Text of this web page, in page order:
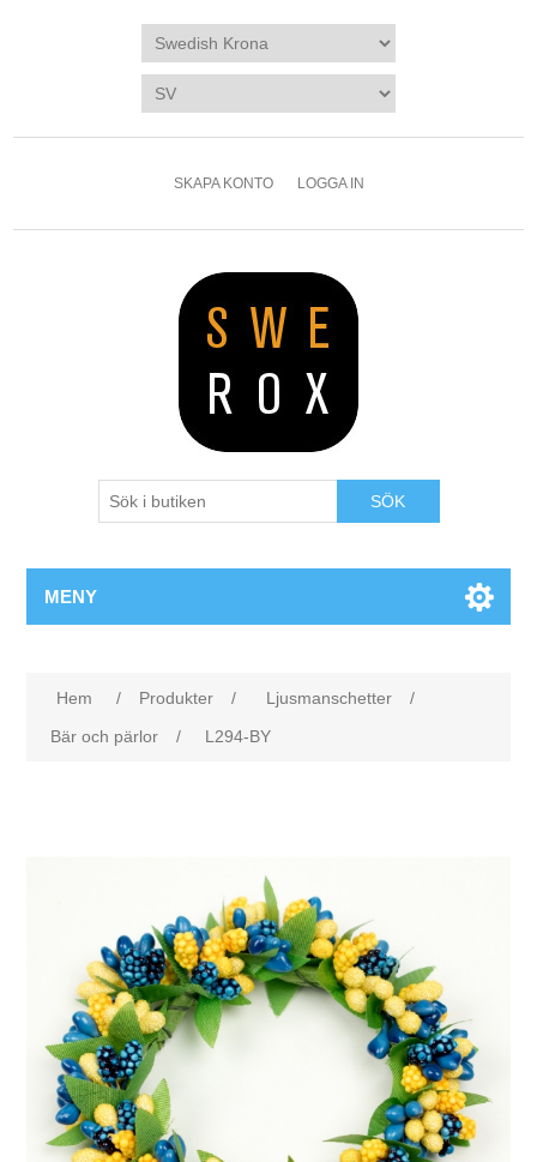
SKAPA KONTO LOGGA IN
SÖK
MENY
Hem / Produkter / Ljusmanschetter
/
Bär och pärlor
/ L294-BY